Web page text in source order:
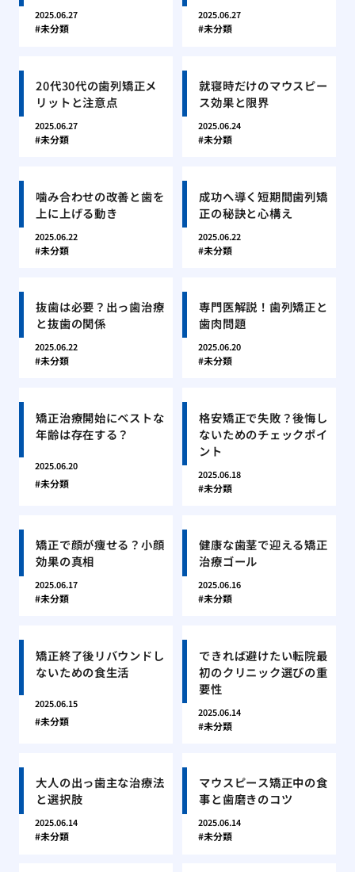
2025.06.27
未分類
2025.06.27
未分類
20代30代の歯列矯正メ
リットと注意点
2025.06.27
未分類
就寝時だけのマウスピー
ス効果と限界
2025.06.24
未分類
噛み合わせの改善と歯を
上に上げる動き
2025.06.22
未分類
成功へ導く短期間歯列矯
正の秘訣と心構え
2025.06.22
未分類
抜歯は必要？出っ歯治療
と抜歯の関係
2025.06.22
未分類
専門医解説！歯列矯正と
歯肉問題
2025.06.20
未分類
矯正治療開始にベストな
年齢は存在する？
2025.06.20
未分類
格安矯正で失敗？後悔し
ないためのチェックポイ
ント
2025.06.18
未分類
矯正で顔が痩せる？小顔
効果の真相
2025.06.17
未分類
健康な歯茎で迎える矯正
治療ゴール
2025.06.16
未分類
矯正終了後リバウンドし
ないための食生活
2025.06.15
未分類
できれば避けたい転院最
初のクリニック選びの重
要性
2025.06.14
未分類
大人の出っ歯主な治療法
と選択肢
2025.06.14
未分類
マウスピース矯正中の食
事と歯磨きのコツ
2025.06.14
未分類